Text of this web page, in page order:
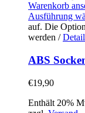
Warenkorb
Ausführung
auf. Die
werden /
ABS
€19,90
Enthält 20%